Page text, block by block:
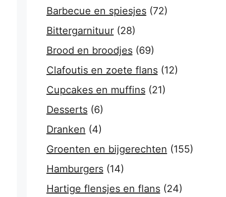
Barbecue en spiesjes(72)
Bittergarnituur(28)
Brood en broodjes(69)
Clafoutis en zoete flans(12)
Cupcakes en muffins(21)
Desserts(6)
Dranken (4)
Groenten en bijgerechten (155)
Hamburgers(14)
Hartige flensjes en flans(24)